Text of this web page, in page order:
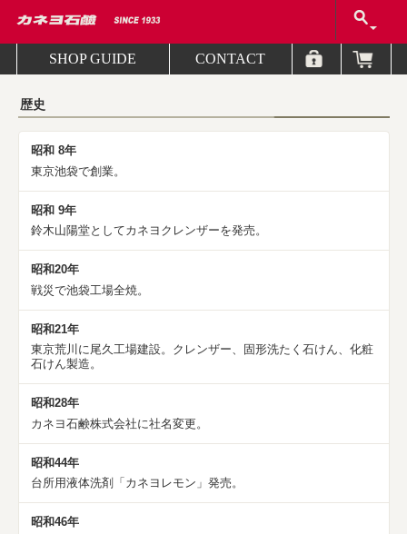
SHOP GUIDE CONTACT
歴史
昭和 8年
東京池袋で創業。
昭和 9年
鈴木山陽堂としてカネヨクレンザーを発売。
昭和20年
戦災で池袋工場全焼。
昭和21年
東京荒川に尾久工場建設。クレンザー、固形洗たく石けん、化粧
石けん製造。
昭和28年
カネヨ石鹸株式会社に社名変更。
昭和44年
台所用液体洗剤「カネヨレモン」発売。
昭和46年